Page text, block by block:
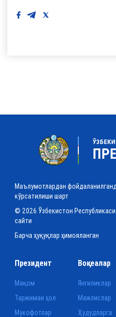
Маълумотлардан
кўрсатилиши шарт
© 2026 Ўзбекистон
сайти
Барча ҳуқуқлар ҳимояланган
Президент
Мақом
Таржимаи ҳол
Мукофотлар
Воқеалар
Янгиликлар
Мажлислар
Ҳудудларга